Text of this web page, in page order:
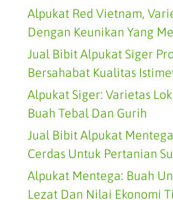
Alpukat Red Vietnam,
Dengan Keunikan Yang
Jual Bibit Alpukat Siger
Bersahabat Kualitas
Alpukat Siger: Varietas
Buah Tebal Dan Gurih
Jual Bibit Alpukat
Cerdas Untuk Pertanian
Alpukat Mentega: Buah
Lezat Dan Nilai Ekonomi